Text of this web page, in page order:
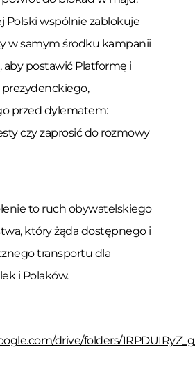
Polski wspólnie zablokuje
w samym środku kampanii
aby postawić Platformę i
przed dylematem:
czy zaprosić do rozmowy
to ruch obywatelskiego
który żąda dostępnego i
transportu dla
i Polaków.
drive/folders/